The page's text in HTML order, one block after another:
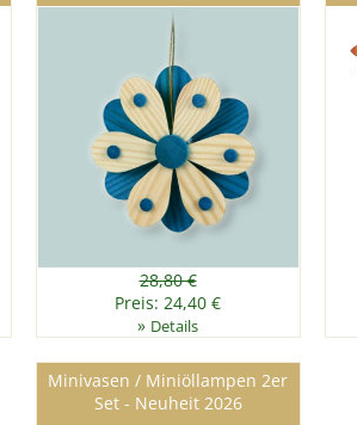
28,80 €
Preis: 24,40 €
» Details
Minivasen / Miniöllampen 2er
Set - Neuheit 2026